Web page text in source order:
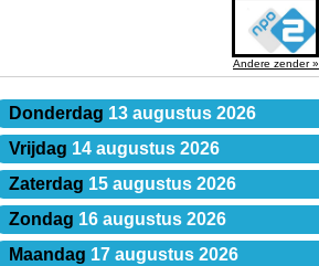
Andere zender »
Donderdag 13 augustus 2026
Vrijdag 14 augustus 2026
Zaterdag 15 augustus 2026
Zondag 16 augustus 2026
Maandag 17 augustus 2026